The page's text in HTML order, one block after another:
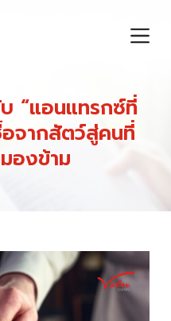
“แอนแทรกซ์ที่
จากสัตว์สู่คนที่
องข้าม